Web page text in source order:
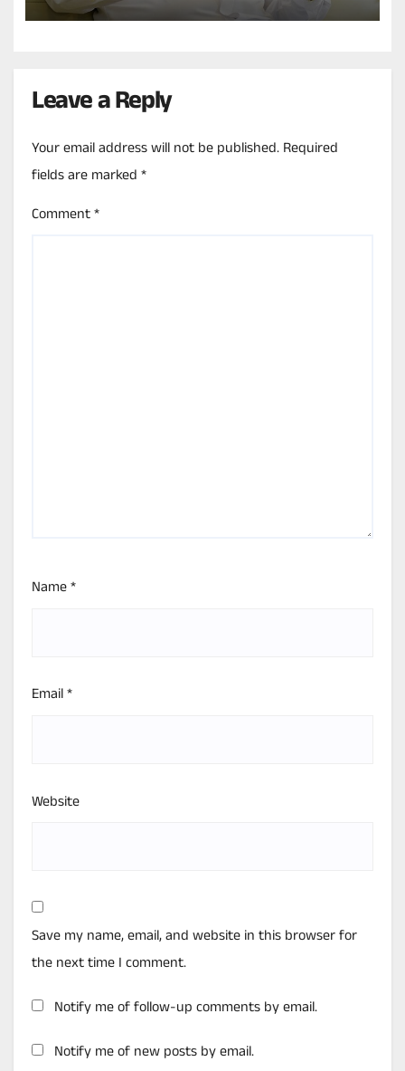
Leave a Reply
Your email address will not be published.Required
fields are marked*
Comment*
Name*
Email*
Website
Save my name, email, and website in this browser for
the next time I comment.
Notify me of follow-up comments by email.
Notify me of new posts by email.